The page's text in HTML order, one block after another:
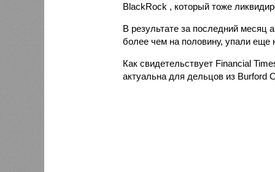
BlackRock , который тоже
В результате за последний месяц
более чем на половину, упали еще
Как свидетельствует Financial
актуальна для дельцов из Burford